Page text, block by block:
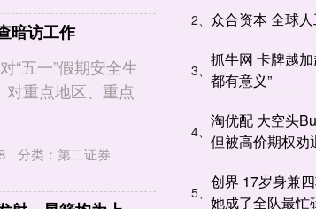
暗访工作
“五一”假期安全生
重点地区、重点
分类： 第二证券
2、 众合资本 全球
3、
抓牛网 卡牌越
都有意义”
4、
淘优配 大空头
但被高价期权劝
5、
创界 17岁身兼
她成了全队最忙